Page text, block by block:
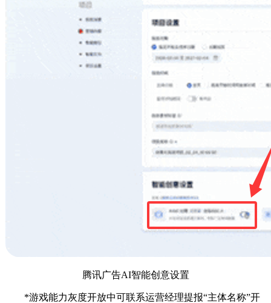
腾讯广告AI智能创意设置
*游戏能力灰度开放中可联系运营经理提报“主体名称”开